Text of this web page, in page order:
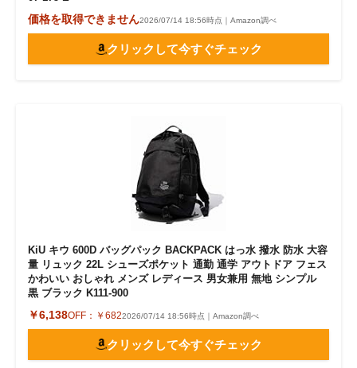
価格を取得できません2026/07/14 18:56時点｜Amazon調べ
クリックして今すぐチェック
KiU キウ 600D バッグパック BACKPACK はっ水 撥水 防水 大容
量 リュック 22L シューズポケット 通勤 通学 アウトドア フェス
かわいい おしゃれ メンズ レディース 男女兼用 無地 シンプル
黒 ブラック K111-900
￥6,138OFF： ￥6822026/07/14 18:56時点｜Amazon調べ
クリックして今すぐチェック